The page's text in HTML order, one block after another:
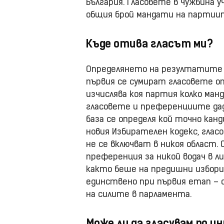
България. Гласовете в
общия брой мандати на
Къде отива гласът ми?
Определянето на
първия се сумират гласовете
изчислява коя партия колко
гласовете и преференциите
база се определя кой точно
новия Избирателен кодекс,
не се включват в никоя
преференция за никой водач в
както беше на предишни
единствено при първия етап –
на силите в парламента.